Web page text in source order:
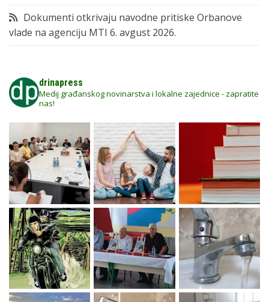
Dokumenti otkrivaju navodne pritiske Orbanove
vlade na agenciju MTI 6. avgust 2026.
drinapress
Medij građanskog novinarstva i lokalne zajednice - zapratite
nas!